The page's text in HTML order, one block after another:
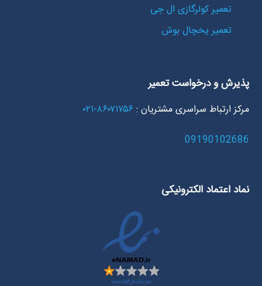
تعمیر کولرگازی ال جی
تعمیر یخچال بوش
پذیرش و درخواست تعمیر
مرکز ارتباط سراسری مشتریان : ۸۶۰۷۱۷۵۶-۰۲۱
09190102686
نماد اعتماد الکترونیکی